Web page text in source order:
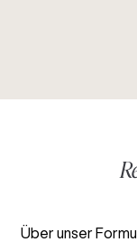
Über unser